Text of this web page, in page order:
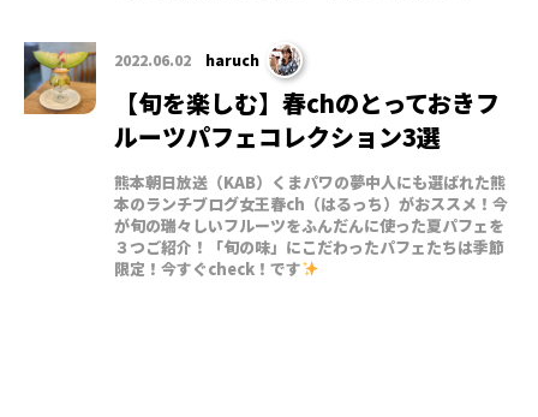
2022.06.02 haruch
【旬を楽しむ】春chのとっておきフ
ルーツパフェコレクション3選
熊本朝日放送（KAB）くまパワの夢中人にも選ばれた熊
本のランチブログ女王春ch（はるっち）がおススメ！今
が旬の瑞々しいフルーツをふんだんに使った夏パフェを
３つご紹介！「旬の味」にこだわったパフェたちは季節
限定！今すぐcheck！です